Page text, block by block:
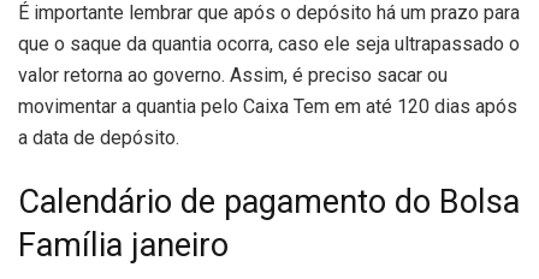
É importante lembrar que após o depósito há um prazo para
que o saque da quantia ocorra, caso ele seja ultrapassado o
valor retorna ao governo. Assim, é preciso sacar ou
movimentar a quantia pelo Caixa Tem em até 120 dias após
a data de depósito.
Calendário de pagamento do Bolsa
Família janeiro